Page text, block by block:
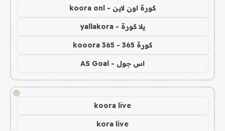
كورة اون لاين - koora onl
يلا كورة - yallakora
كورة 365 - kooora 365
اس جول - AS Goal
!
koora live
kora live